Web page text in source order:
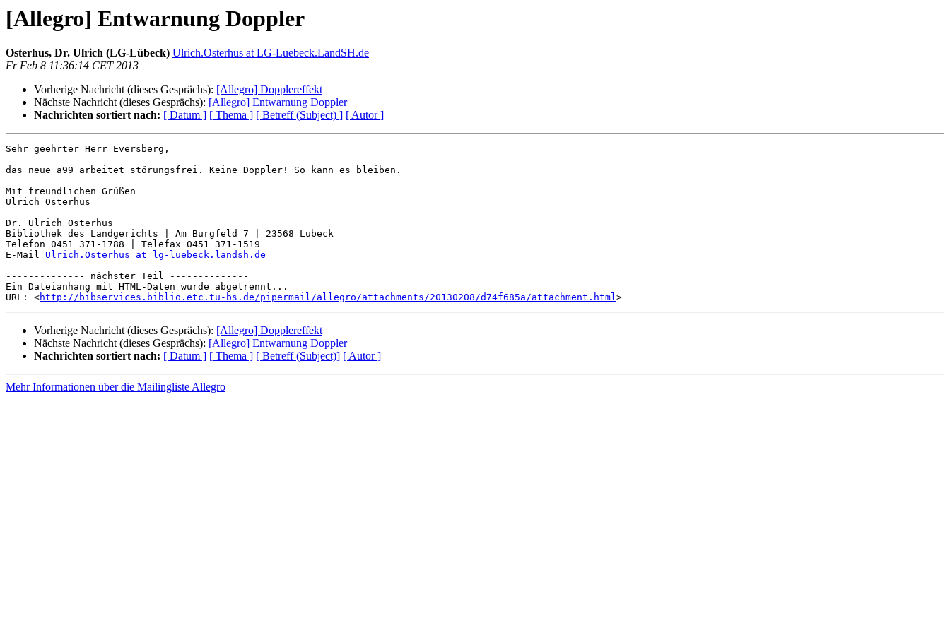
[Allegro] Entwarnung Doppler
Osterhus, Dr. Ulrich (LG-Lübeck) Ulrich.Osterhus at LG-Luebeck.LandSH.de
Fr Feb 8 11:36:14 CET 2013
Vorherige Nachricht (dieses Gesprächs): [Allegro] Dopplereffekt
Nächste Nachricht (dieses Gesprächs): [Allegro] Entwarnung Doppler
Nachrichten sortiert nach: [ Datum ] [ Thema ] [ Betreff (Subject) ] [ Autor ]
Sehr geehrter Herr Eversberg,
das neue a99 arbeitet störungsfrei. Keine Doppler! So kann es bleiben.
Mit freundlichen Grüßen
Ulrich Osterhus
Dr. Ulrich Osterhus
Bibliothek des Landgerichts | Am Burgfeld 7 | 23568 Lübeck
Telefon 0451 371-1788 | Telefax 0451 371-1519
E-Mail Ulrich.Osterhus at lg-luebeck.landsh.de
-------------- nächster Teil --------------
Ein Dateianhang mit HTML-Daten wurde abgetrennt...
URL: <http://bibservices.biblio.etc.tu-bs.de/pipermail/allegro/attachments/20130208/d74f685a/attachment.html
Vorherige Nachricht (dieses Gesprächs): [Allegro] Dopplereffekt
Nächste Nachricht (dieses Gesprächs): [Allegro] Entwarnung Doppler
Nachrichten sortiert nach: [ Datum ] [ Thema ] [ Betreff (Subject)] [ Autor ]
Mehr Informationen über die Mailingliste Allegro